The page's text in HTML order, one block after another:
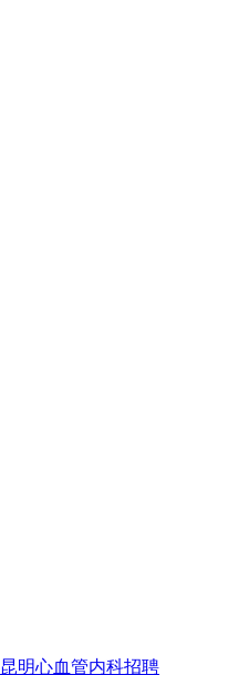
昆明心血管内科招聘